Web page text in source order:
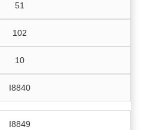
51
102
10
I8840
I8849